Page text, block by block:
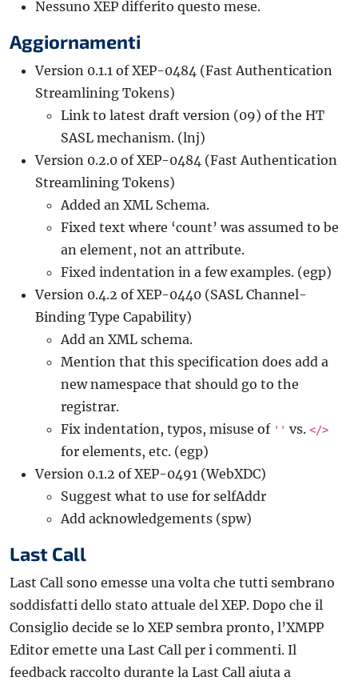
Nessuno XEP differito questo mese.
Aggiornamenti
Version 0.1.1 of XEP-0484 (Fast Authentication
Streamlining Tokens)
Link to latest draft version (09) of the HT
SASL mechanism. (lnj)
Version 0.2.0 of XEP-0484 (Fast Authentication
Streamlining Tokens)
Added an XML Schema.
Fixed text where ‘count’ was assumed to be
an element, not an attribute.
Fixed indentation in a few examples. (egp)
Version 0.4.2 of XEP-0440 (SASL Channel-
Binding Type Capability)
Add an XML schema.
Mention that this specification does add a
new namespace that should go to the
registrar.
Fix indentation, typos, misuse of '' vs. </>
for elements, etc. (egp)
Version 0.1.2 of XEP-0491 (WebXDC)
Suggest what to use for selfAddr
Add acknowledgements (spw)
Last Call
Last Call sono emesse una volta che tutti sembrano
soddisfatti dello stato attuale del XEP. Dopo che il
Consiglio decide se lo XEP sembra pronto, l’XMPP
Editor emette una Last Call per i commenti. Il
feedback raccolto durante la Last Call aiuta a